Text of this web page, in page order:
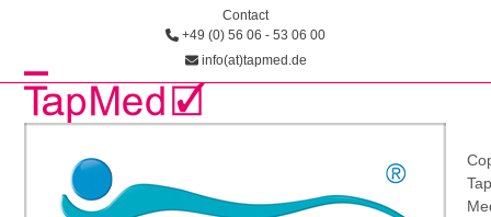
content
Contact
+49 (0) 56 06 - 53 06 00
info(at)tapmed.de
Open
menu
Close
menu